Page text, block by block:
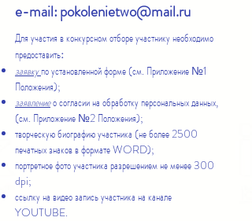
e-mail:pokolenietwo@mail.ru
Для участия в конкурсном отборе участнику необходимо
предоставить:
заявкупо установленной форме (см. Приложение №1
Положения);
заявлениео согласии на обработку персональных данных,
(см. Приложение №2 Положения);
творческую биографию участника (не более 2500
печатных знаков в формате WORD);
портретное фото участника разрешением не менее 300
dpi;
ссылку на видео запись участника на канале
YOUTUBE.